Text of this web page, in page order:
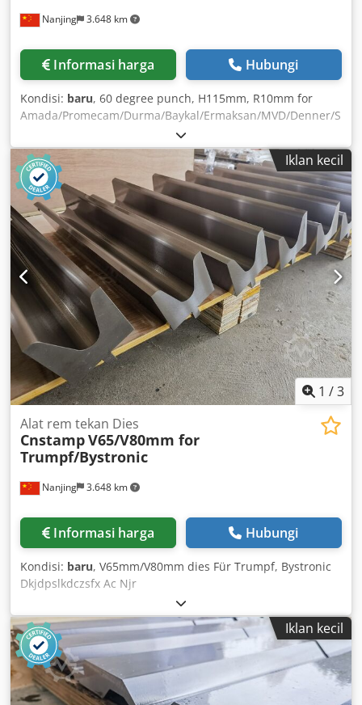
Nanjing 3.648 km
Informasi harga Hubungi
Kondisi: baru, 60 degree punch, H115mm, R10mm for
Amada/Promecam/Durma/Baykal/Ermaksan/MVD/Denner/S
Iklan kecil
1 /3
Nanjing 3.648 km
Alat rem tekan Dies
CnstampV65/V80mm for
Trumpf/Bystronic
Informasi harga Hubungi
Kondisi: baru, V65mm/V80mm dies Für Trumpf, Bystronic
Dkjdpslkdczsfx Ac Njr
Iklan kecil